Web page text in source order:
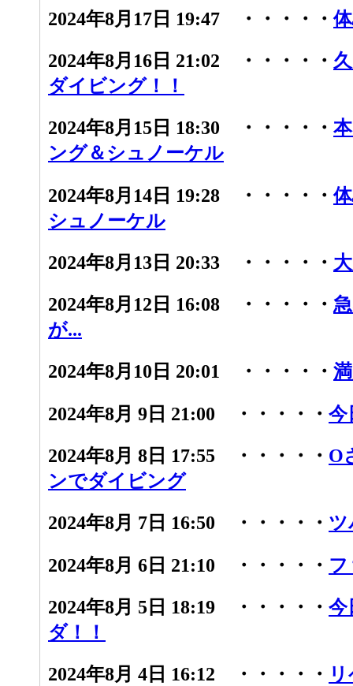
2024年8月17日 19:47 ・・・・・
2024年8月16日 21:02 ・・・・・
ダイビング！！
2024年8月15日 18:30 ・・・・・
ング＆シュノーケル
2024年8月14日 19:28 ・・・・・
シュノーケル
2024年8月13日 20:33 ・・・・・
2024年8月12日 16:08 ・・・・・
が...
2024年8月10日 20:01 ・・・・・
2024年8月 9日 21:00 ・・・・・ 今
2024年8月 8日 17:55 ・・・・・ O
ンでダイビング
2024年8月 7日 16:50 ・・・・・ ツ
2024年8月 6日 21:10 ・・・・・ フ
2024年8月 5日 18:19 ・・・・・ 今
ダ！！
2024年8月 4日 16:12 ・・・・・